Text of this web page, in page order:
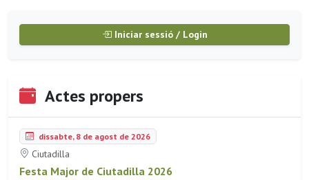
Iniciar sessió / Login
Actes propers
dissabte, 8 de agost de 2026
Ciutadilla
Festa Major de Ciutadilla 2026